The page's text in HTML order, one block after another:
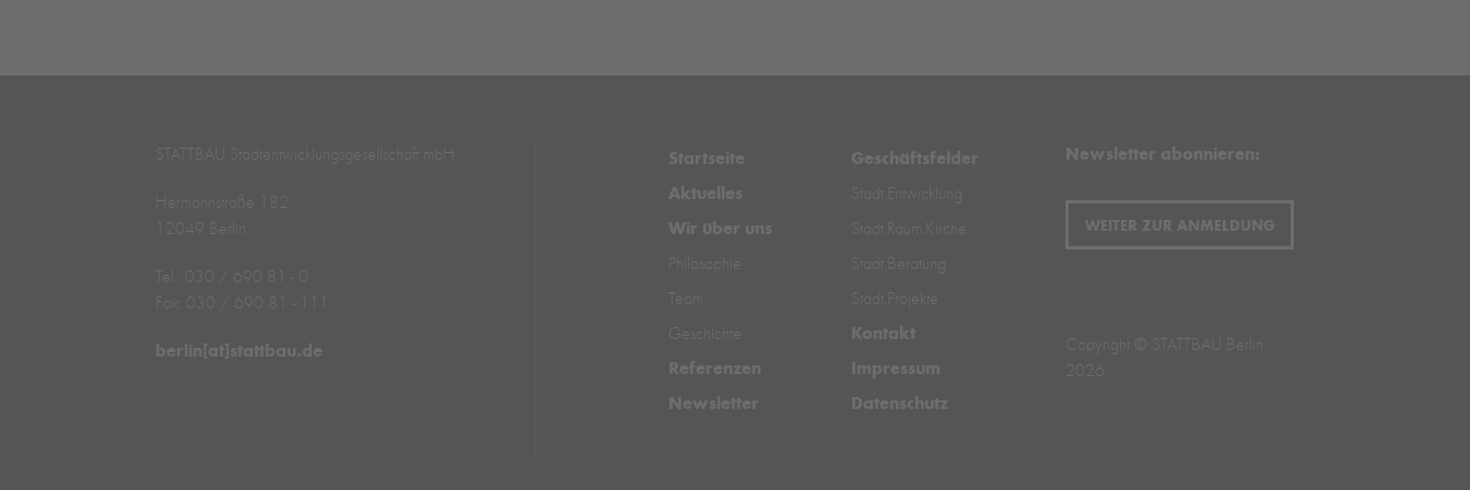
STATTBAU Stadtentwicklungs­­gesellschaft mbH
Hermannstraße 182
12049 Berlin
Tel.: 030 / 690 81 - 0
Fax: 030 / 690 81 - 111
berlin[at]stattbau.de
Startseite
Aktuelles
Wir über uns
Philosophie
Team
Geschichte
Referenzen
Newsletter
Geschäftsfelder
Stadt.Entwicklung
Stadt.Raum.Kirche
Stadt.Beratung
Stadt.Projekte
Kontakt
Impressum
Datenschutz
Newsletter abonnieren:
WEITER ZUR ANMELDUNG
Copyright © STATTBAU Berlin
2026